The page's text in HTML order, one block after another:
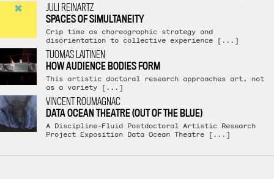
JULI REINARTZ
SPACES OF SIMULTANEITY
Crip time as choreographic strategy and
disorientation to collective experience [...]
TUOMAS LAITINEN
HOW AUDIENCE BODIES FORM
This artistic doctoral research approaches art, not
as a variety [...]
VINCENT ROUMAGNAC
DATA OCEAN THEATRE (OUT OF THE BLUE)
A Discipline-Fluid Postdoctoral Artistic Research
Project Exposition Data Ocean Theatre [...]